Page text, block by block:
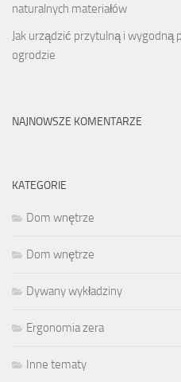
naturalnych materiałów
Jak urządzić przytulną i
ogrodzie
NAJNOWSZE KOMENTARZE
KATEGORIE
Dom wnętrze
Dom wnętrze
Dywany wykładziny
Ergonomia zera
Inne tematy